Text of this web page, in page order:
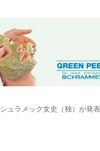
ュラメック女史（独）が発